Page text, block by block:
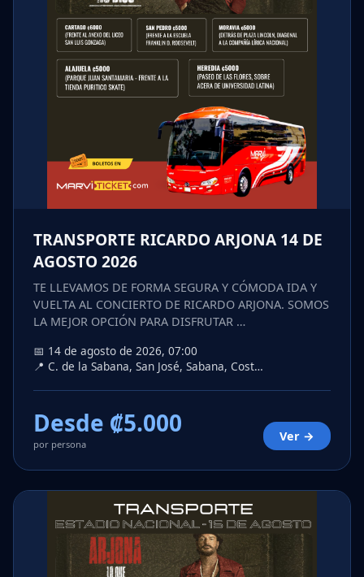
TRANSPORTE RICARDO ARJONA 14 DE
AGOSTO 2026
TE LLEVAMOS DE FORMA SEGURA Y CÓMODA IDA Y
VUELTA AL CONCIERTO DE RICARDO ARJONA. SOMOS
LA MEJOR OPCIÓN PARA DISFRUTAR …
📅 14 de agosto de 2026, 07:00
📍 C. de la Sabana, San José, Sabana, Cost…
Desde ₡5.000
por persona
Ver →